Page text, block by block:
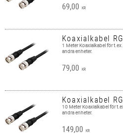
69,00 KR
Koaxialkabel
1 Meter ​Koaxialkabel för
andra enheter.​
79,00 KR
Koaxialkabel
10 Meter Koaxialkabel för
andra enheter.​
149,00 KR